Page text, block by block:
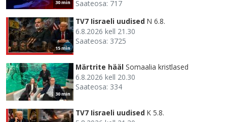
30 min
Saateosa: 717
15 min
TV7 Iisraeli uudised N 6.8.
6.8.2026 kell 21.30
Saateosa: 3725
30 min
Märtrite hääl Somaalia kristlased
6.8.2026 kell 20.30
Saateosa: 334
TV7 Iisraeli uudised K 5.8.